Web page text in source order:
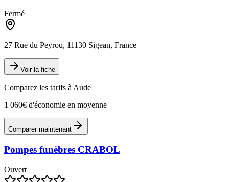
Fermé
27 Rue du Peyrou, 11130 Sigean, France
Voir la fiche
Comparez les tarifs à Aude
1 060€ d'économie en moyenne
Comparer maintenant
Pompes funèbres CRABOL
Ouvert